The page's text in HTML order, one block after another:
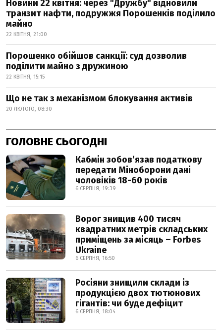
Новини 22 квітня: через "Дружбу" відновили
транзит нафти, подружжя Порошенків поділило
майно
22 КВІТНЯ, 21:00
Порошенко обійшов санкції: суд дозволив
поділити майно з дружиною
22 КВІТНЯ, 15:15
Що не так з механізмом блокування активів
20 ЛЮТОГО, 08:30
ГОЛОВНЕ СЬОГОДНІ
Кабмін зобовʼязав податкову
передати Міноборони дані
чоловіків 18-60 років
6 СЕРПНЯ, 19:39
Ворог знищив 400 тисяч
квадратних метрів складських
приміщень за місяць – Forbes
Ukraine
6 СЕРПНЯ, 16:50
Росіяни знищили склади із
продукцією двох тютюнових
гігантів: чи буде дефіцит
6 СЕРПНЯ, 18:04